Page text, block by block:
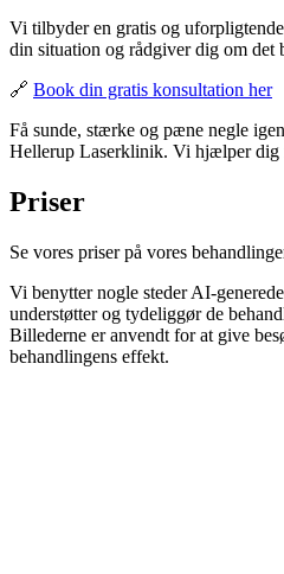
Vi tilbyder en gratis og
din situation og rådgiver dig om det
🔗 Book din gratis konsultation her
Få sunde, stærke og pæne negle
Hellerup Laserklinik. Vi hjælper dig
Priser
Se vores priser på vores
Vi benytter nogle steder AI-
understøtter og tydeliggør de
Billederne er anvendt for at give
behandlingens effekt.